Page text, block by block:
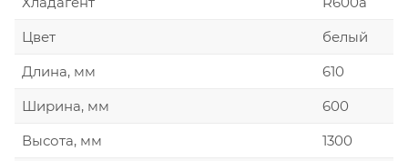
Цвет
белый
Длина, мм
610
Ширина, мм
600
Высота, мм
1300